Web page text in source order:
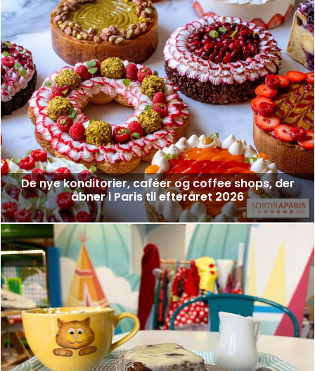
De nye konditorier, caféer og coffee shops, der
åbner i Paris til efteråret 2026